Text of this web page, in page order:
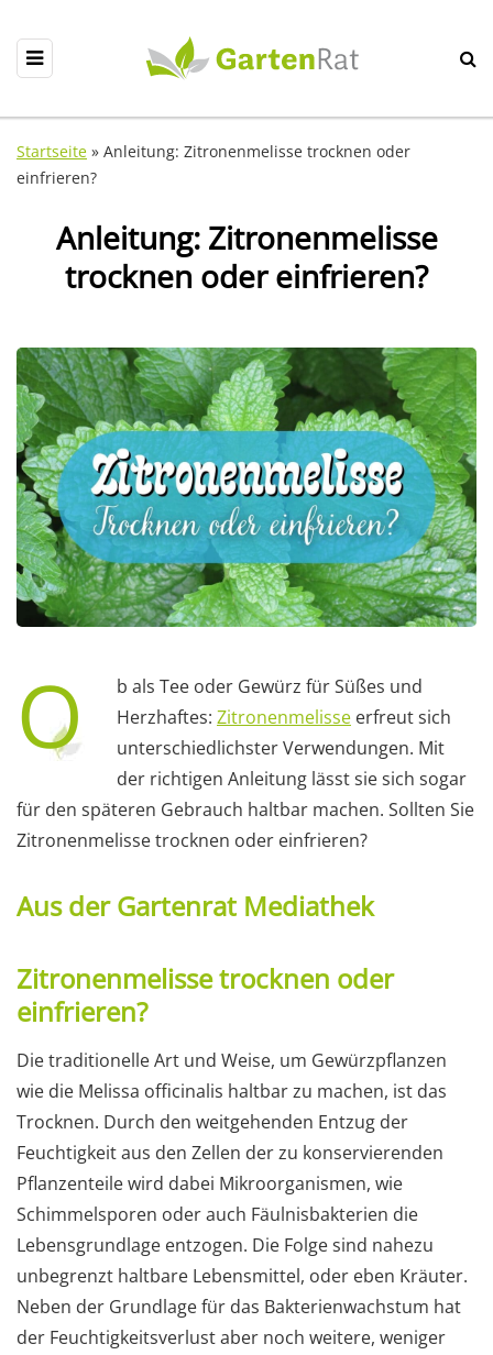
Startseite » Anleitung: Zitronenmelisse trocknen oder
einfrieren?
Anleitung: Zitronenmelisse
trocknen oder einfrieren?
O
b als Tee oder Gewürz für Süßes und
Herzhaftes: Zitronenmelisse erfreut sich
unterschiedlichster Verwendungen. Mit
der richtigen Anleitung lässt sie sich sogar
für den späteren Gebrauch haltbar machen. Sollten Sie
Zitronenmelisse trocknen oder einfrieren?
Aus der Gartenrat Mediathek
Zitronenmelisse trocknen oder
einfrieren?
Die traditionelle Art und Weise, um Gewürzpflanzen
wie die Melissa officinalis haltbar zu machen, ist das
Trocknen. Durch den weitgehenden Entzug der
Feuchtigkeit aus den Zellen der zu konservierenden
Pflanzenteile wird dabei Mikroorganismen, wie
Schimmelsporen oder auch Fäulnisbakterien die
Lebensgrundlage entzogen. Die Folge sind nahezu
unbegrenzt haltbare Lebensmittel, oder eben Kräuter.
Neben der Grundlage für das Bakterienwachstum hat
der Feuchtigkeitsverlust aber noch weitere, weniger